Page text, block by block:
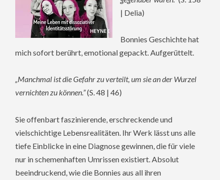
| Delia)
Bonnies Geschichte hat
mich sofort berührt, emotional gepackt. Aufgerüttelt.
„Manchmal ist die Gefahr zu verteilt, um sie an der Wurzel
vernichten zu können.”(S. 48 | 46)
Sie offenbart faszinierende, erschreckende und
vielschichtige Lebensrealitäten. Ihr Werk lässt uns alle
tiefe Einblicke in eine Diagnose gewinnen, die für viele
nur in schemenhaften Umrissen existiert. Absolut
beeindruckend, wie die Bonnies aus all ihren